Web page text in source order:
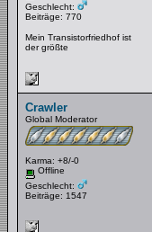
Geschlecht:
Beiträge: 770
Mein Transistorfriedhof ist
der größte
Crawler
Global Moderator
Karma: +8/-0
Offline
Geschlecht:
Beiträge: 1547